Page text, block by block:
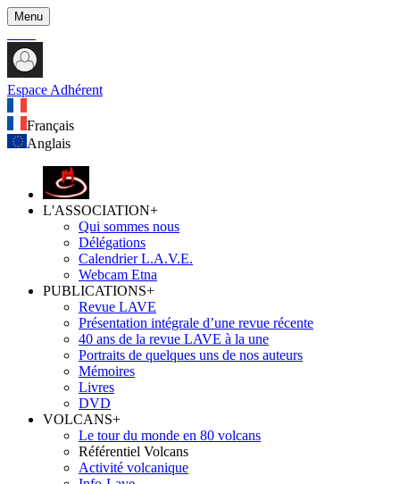
Menu
Espace Adhérent
Français
Anglais
L'ASSOCIATION+
Qui sommes nous
Délégations
Calendrier L.A.V.E.
Webcam Etna
PUBLICATIONS+
Revue LAVE
Présentation intégrale d’une revue récente
40 ans de la revue LAVE à la une
Portraits de quelques uns de nos auteurs
Mémoires
Livres
DVD
VOLCANS+
Le tour du monde en 80 volcans
Référentiel Volcans
Activité volcanique